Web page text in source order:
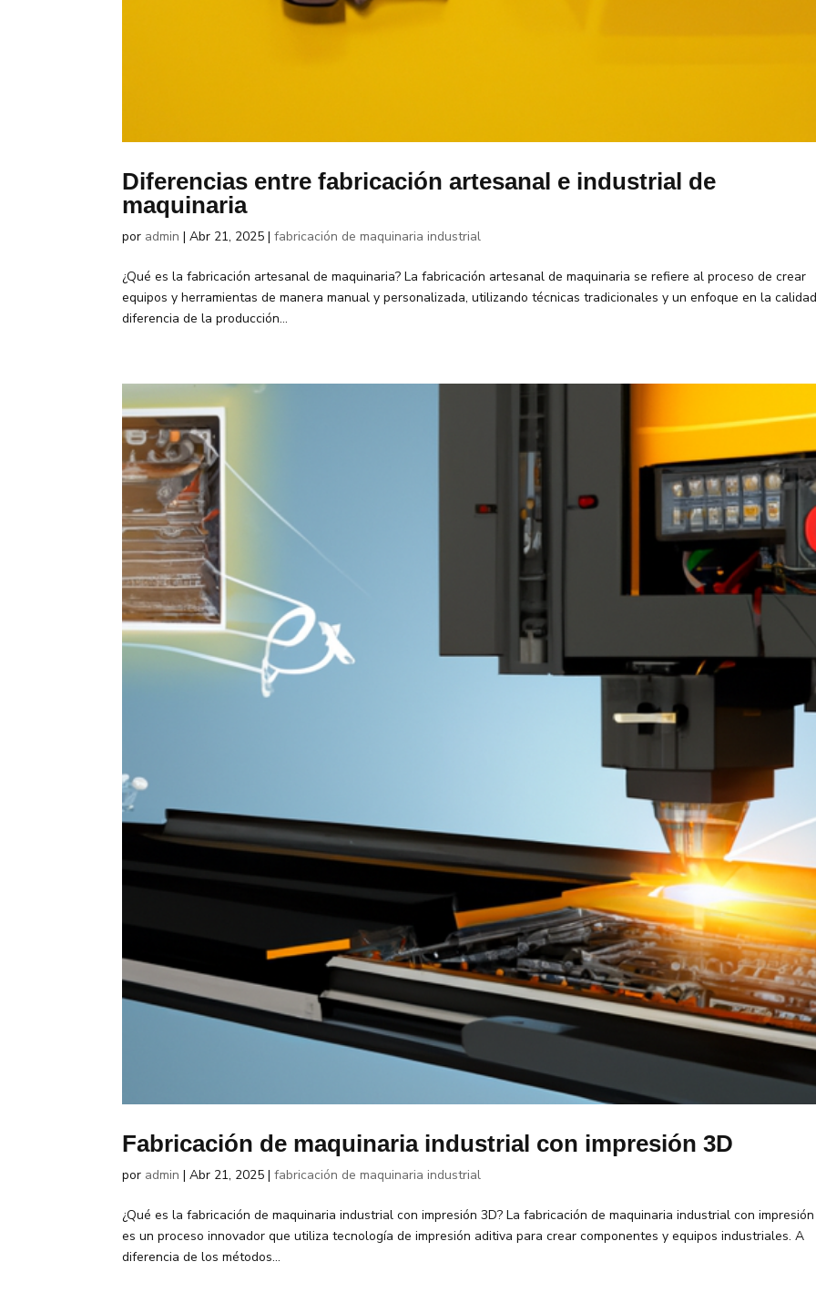
Diferencias entre fabricación artesanal e industrial de
maquinaria
por admin |Abr 21, 2025 |fabricación de maquinaria industrial
¿Qué es la fabricación artesanal de maquinaria? La fabricación artesanal de maquinaria se refiere al proceso de crear
equipos y herramientas de manera manual y personalizada, utilizando técnicas tradicionales y un enfoque en la
diferencia de la producción...
Fabricación de maquinaria industrial con impresión 3D
por admin |Abr 21, 2025 |fabricación de maquinaria industrial
¿Qué es la fabricación de maquinaria industrial con impresión 3D? La fabricación de maquinaria industrial con
es un proceso innovador que utiliza tecnología de impresión aditiva para crear componentes y equipos industriales. A
diferencia de los métodos...